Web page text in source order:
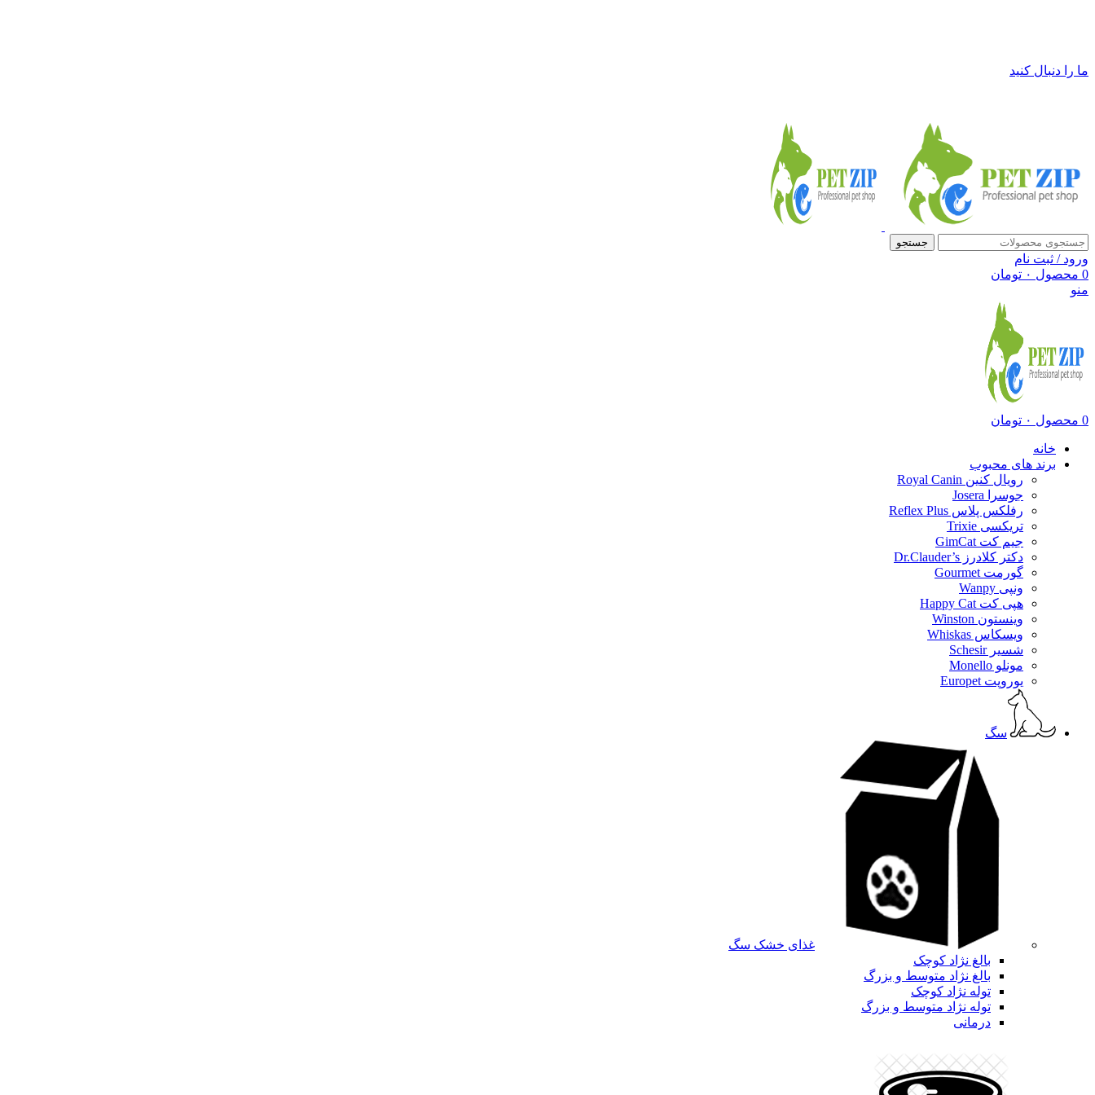
ما را دنبال کنید
جستجو
ورود / ثبت نام
0 محصول ۰ تومان
منو
0 محصول ۰ تومان
خانه
برند های محبوب
رویال کنین Royal Canin
جوسرا Josera
رفلکس پلاس Reflex Plus
تریکسی Trixie
جیم کت GimCat
دکتر کلادرز Dr.Clauder’s
گورمت Gourmet
ونپی Wanpy
هپی کت Happy Cat
وینستون Winston
ویسکاس Whiskas
شسیر Schesir
مونلو Monello
یوروپت Europet
سگ
غذای خشک سگ
بالغ نژاد کوچک
بالغ نژاد متوسط و بزرگ
توله نژاد کوچک
توله نژاد متوسط و بزرگ
درمانی